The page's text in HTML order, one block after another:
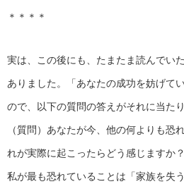
＊＊＊＊
実は、この後にも、たまたま読んでい
ありました。「あなたの成功を妨げて
ので、以下の質問の答えがそれに当たり
（質問）あなたが今、他の何よりも恐
れが実際に起こったらどう感じますか？
私が最も恐れていることは「家族を失